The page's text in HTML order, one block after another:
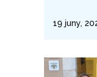
19 juny,